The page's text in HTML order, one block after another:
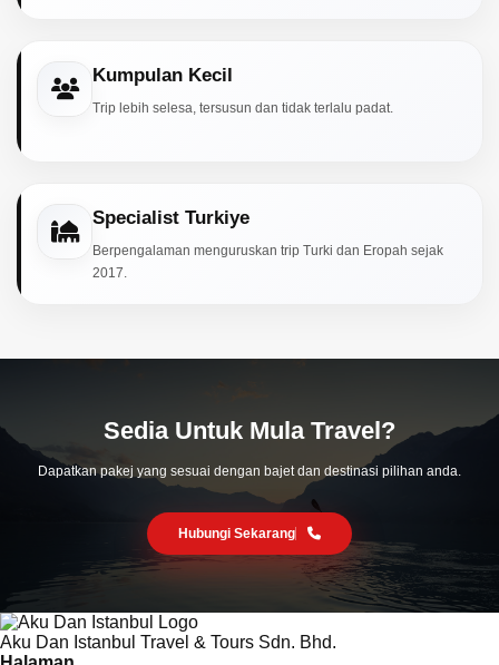
Kumpulan Kecil
Trip lebih selesa, tersusun dan tidak terlalu padat.
Specialist Turkiye
Berpengalaman menguruskan trip Turki dan Eropah sejak
2017.
Sedia Untuk Mula Travel?
Dapatkan pakej yang sesuai dengan bajet dan destinasi pilihan anda.
Hubungi Sekarang
Aku Dan Istanbul Travel & Tours Sdn. Bhd.